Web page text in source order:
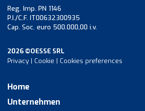
Reg. Imp. PN 1146
P.I./C.F. IT00632300935
Cap. Soc. euro 500.000,00 i.v.
2026 ©OESSE SRL
Privacy | Cookie | Cookies preferences
Home
Unternehmen